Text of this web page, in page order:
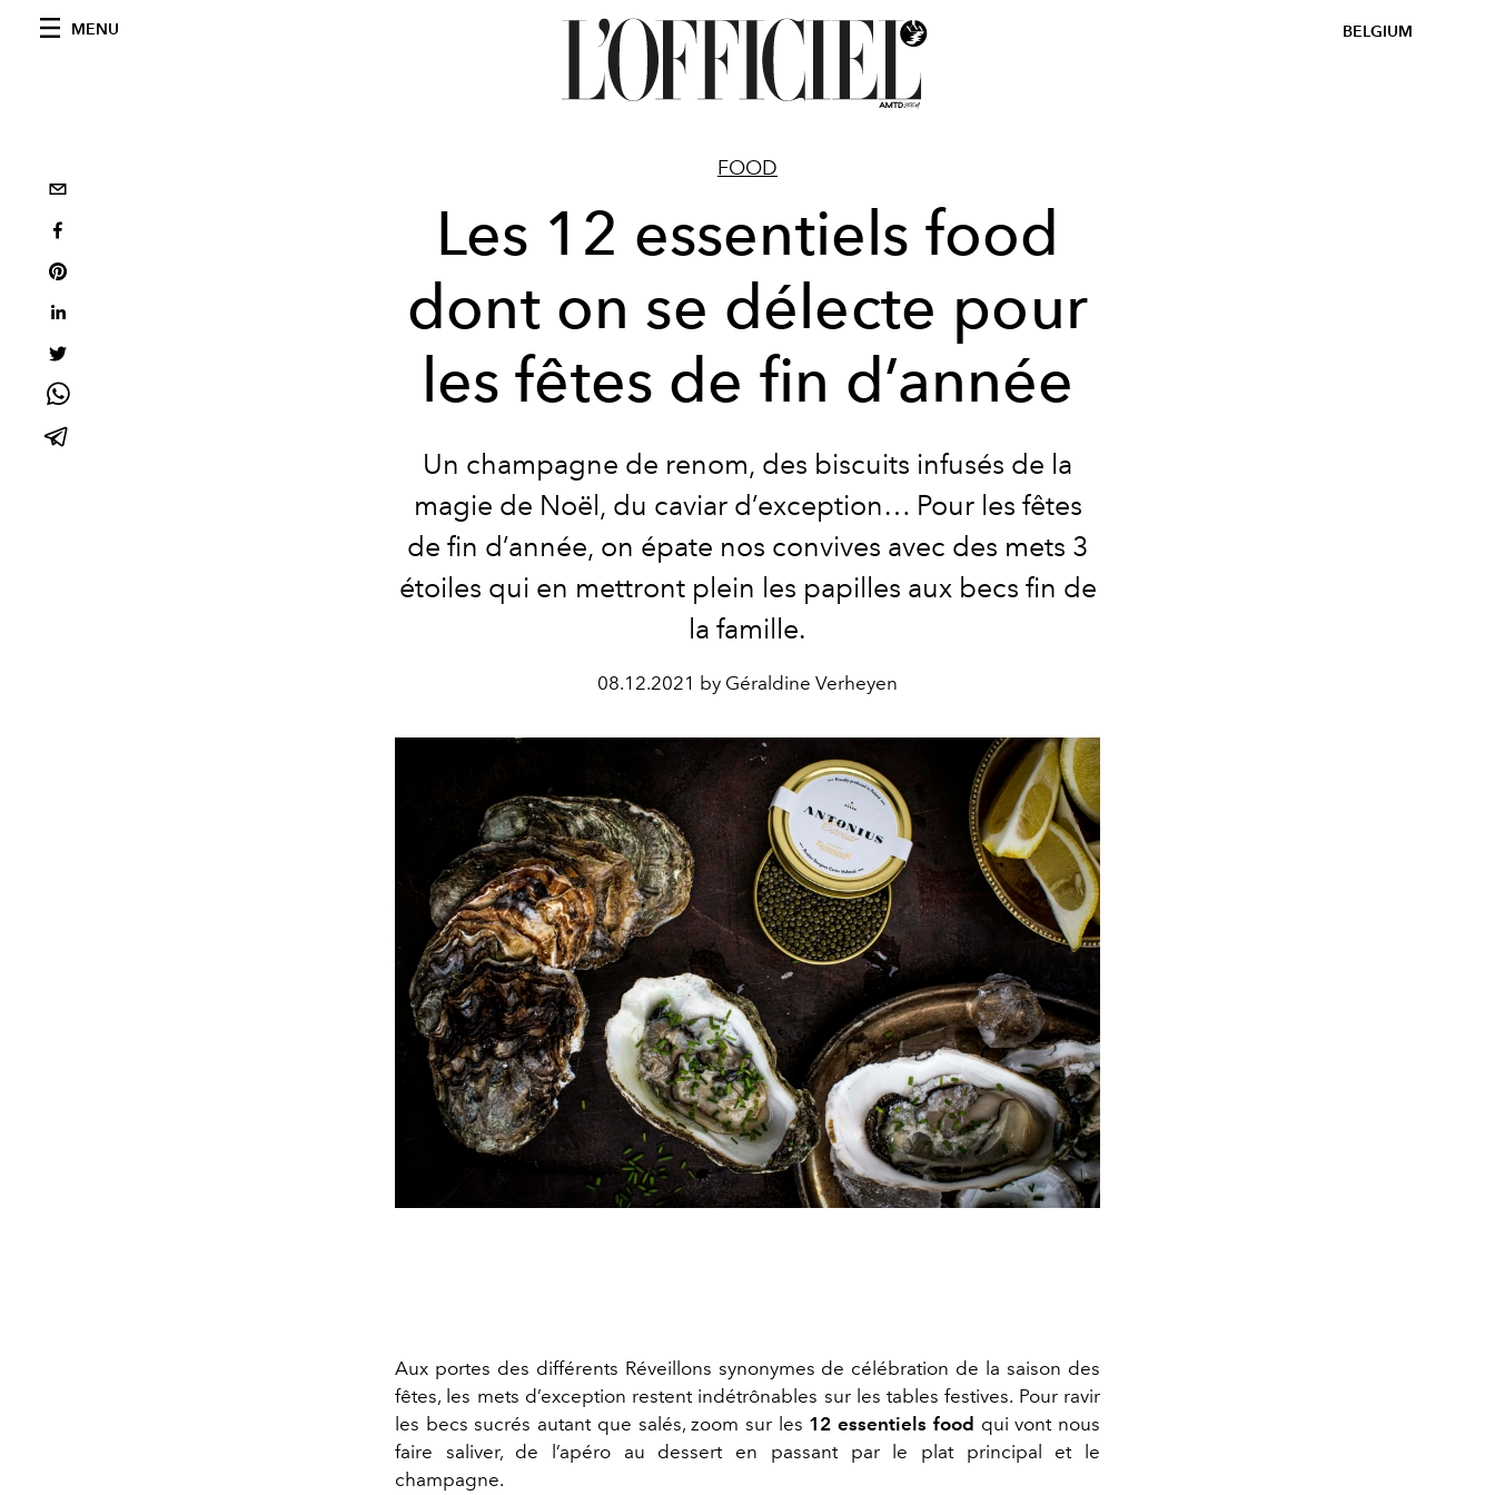
MENU BELGIUM
FOOD
Les 12 essentiels food
dont on se délecte pour
les fêtes de fin d’année
Un champagne de renom, des biscuits infusés de la
magie de Noël, du caviar d’exception… Pour les fêtes
de fin d’année, on épate nos convives avec des mets 3
étoiles qui en mettront plein les papilles aux becs fin de
la famille.
08.12.2021 by Géraldine Verheyen
Aux portes des différents Réveillons synonymes de célébration de la saison des
fêtes, les mets d’exception restent indétrônables sur les tables festives. Pour ravir
les becs sucrés autant que salés, zoom sur les 12 essentiels food qui vont nous
faire saliver, de l’apéro au dessert en passant par le plat principal et le
champagne.